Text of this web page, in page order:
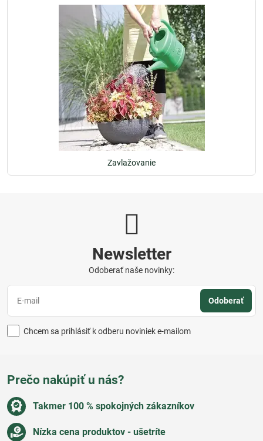
Zavlažovanie
Newsletter
Odoberať naše novinky:
Odoberať
Chcem sa prihlásiť k odberu noviniek e-mailom
Prečo nakúpiť u nás?
Takmer 100 % spokojných zákazníkov
Nízka cena produktov - ušetríte